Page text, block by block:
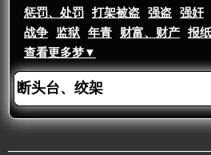
惩罚、处罚
打架被盗 强盗 强奸
战争
监狱 年青 财富、财产 报纸
查看更多梦▼